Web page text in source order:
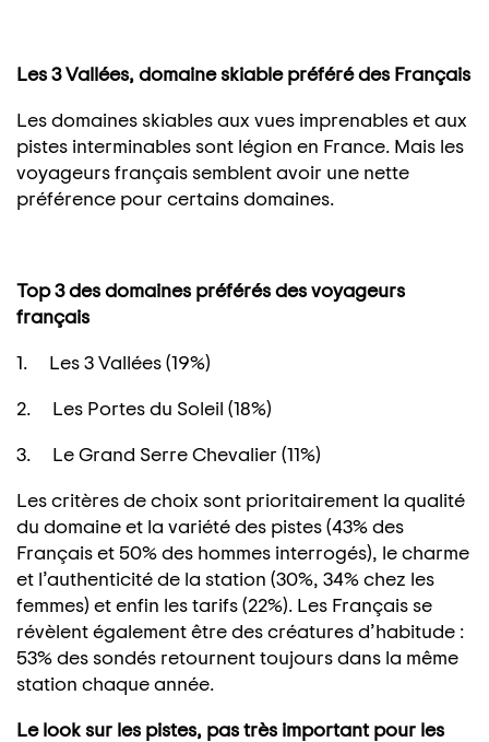
Les 3 Vallées, domaine skiable préféré des Français
Les domaines skiables aux vues imprenables et aux
pistes interminables sont légion en France. Mais les
voyageurs français semblent avoir une nette
préférence pour certains domaines.
Top 3 des domaines préférés des voyageurs
français
1. Les 3 Vallées (19%)
2. Les Portes du Soleil (18%)
3. Le Grand Serre Chevalier (11%)
Les critères de choix sont prioritairement la qualité
du domaine et la variété des pistes (43% des
Français et 50% des hommes interrogés), le charme
et l’authenticité de la station (30%, 34% chez les
femmes) et enfin les tarifs (22%). Les Français se
révèlent également être des créatures d’habitude :
53% des sondés retournent toujours dans la même
station chaque année.
Le look sur les pistes, pas très important pour les